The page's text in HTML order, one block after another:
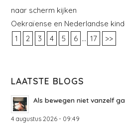
naar scherm kijken
Oekraïense en Nederlandse
1
2 3 4 5 6 ... 17 >>
LAATSTE BLOGS
Als bewegen niet vanzelf
4 augustus 2026 - 09:49